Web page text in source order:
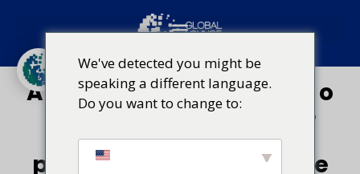
A porta de entrada para o
Mar Egeu: por que “The
Lounge Rhodes” é sua
parada imperdível neste
We've detected you might be
speaking a different language.
Do you want to change to: